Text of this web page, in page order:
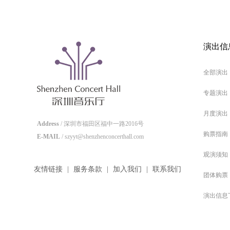
Address / 深圳市福田区福中一路2016号
E-MAIL / szyyt@shenzhenconcerthall.com
友情链接 服务条款 加入我们 联系我们
演出信
全部演出
专题演出
月度演出
购票指南
观演须知
团体购票
演出信息